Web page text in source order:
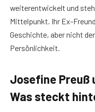
weiterentwickelt und
Mittelpunkt. Ihr Ex-
Geschichte, aber nicht
Persönlichkeit.
Josefine Preuß
Was steckt